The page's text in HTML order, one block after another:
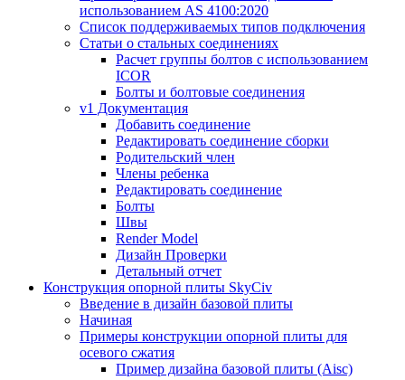
использованием AS 4100:2020
Список поддерживаемых типов подключения
Статьи о стальных соединениях
Расчет группы болтов с использованием
ICOR
Болты и болтовые соединения
v1 Документация
Добавить соединение
Редактировать соединение сборки
Родительский член
Члены ребенка
Редактировать соединение
Болты
Швы
Render Model
Дизайн Проверки
Детальный отчет
Конструкция опорной плиты SkyCiv
Введение в дизайн базовой плиты
Начиная
Примеры конструкции опорной плиты для
осевого сжатия
Пример дизайна базовой плиты (Aisc)